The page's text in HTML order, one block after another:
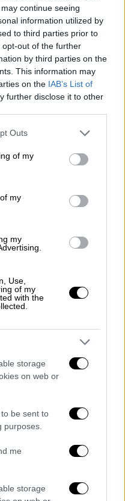
continue seeing
information utilized by
to third parties prior to
out of the further
by third parties on the
This information may
on the IAB’s List of
further disclose it to other
one or more Google
You may click to
its third-party tags to
in below Google
Outs
of my
my
my
Use,
of my
with the
storage
on web or
be sent to
purposes.
me
storage
στηρίζει τον
Βέρθερος της
Γάλλου
εμπορικών
Ασπρόπυργο
απόκτηση του
€38,1εκ.